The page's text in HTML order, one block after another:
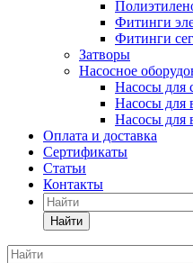
Фитинги
Фитинги
Затворы
Насосное
Насосы для
Насосы для
Насосы для
Оплата и доставка
Сертификаты
Статьи
Контакты
Найти